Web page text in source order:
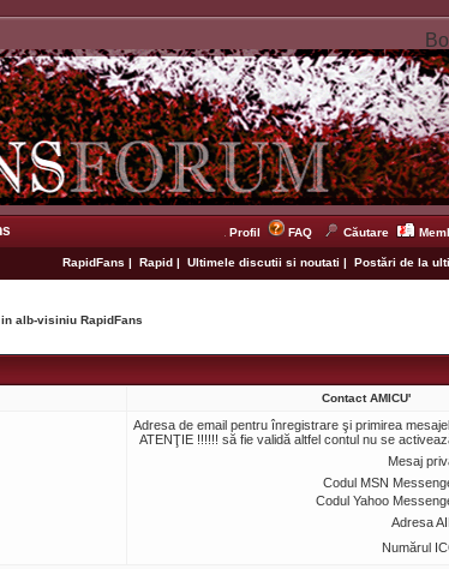
Profil FAQ Căutare
RapidFans | Rapid | Ultimele discutii si noutati | Postări de la
alb-visiniu RapidFans
Contact AMICU'
Adresa de email pentru înregistrare şi primirea
ATENŢIE !!!!!! să fie validă altfel contul nu se
Mesaj
Codul MSN
Codul Yahoo
Adresa
Numărul